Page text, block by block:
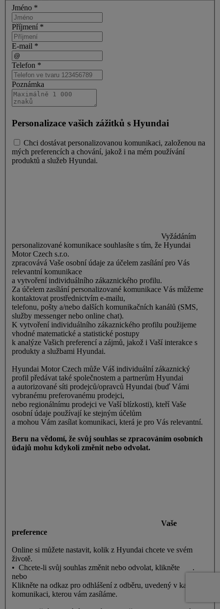
Jméno *
Příjmení *
E-mail *
Telefon *
Poznámka
Personalizace vašich zážitků s Hyundai
Chci dostávat personalizovanou komunikaci, založenou na
mých preferencích a chování, jakož i na mém používání
produktů a služeb Hyundai.
Vyžádáním
personalizované komunikace souhlasíte s tím, že Hyundai
Motor Czech s.r.o.
zpracovává Vaše osobní údaje za účelem zasílání pro Vás
relevantní komunikace
a vytvoření individuálního zákaznického profilu.
Za účelem zasílání personalizované komunikace Vás můžeme
kontaktovat prostřednictvím e-mailu,
telefonu, pošty a/nebo dalších komunikačních kanálů (SMS,
služby messenger nebo online chat).
K vytvoření individuálního zákaznického profilu použijeme
vhodné matematické a statistické postupy
k analýze Vašich preferencí a zájmů, jakož i Vaší interakce s
produkty a službami Hyundai.
Hyundai Motor Czech může Váš individuální zákaznický
profil předávat také společnostem a partnerům Hyundai
a autorizované síti prodejců/opravců Hyundai (buď Vámi
vybranému preferovanému prodejci,
nebo regionálnímu prodejci ve Vaší blízkosti), kteří Vaše
osobní údaje používají ke stejným účelům
a mohou Vám zasílat komunikaci, která je pro Vás relevantní.
Beru na vědomí, že svůj souhlas se zpracováním osobních
údajů mohu kdykoli změnit nebo odvolat.
Vaše
preference
Online si můžete nastavit, kolik z Hyundai chcete ve svém
životě.
• Chcete-li svůj souhlas změnit nebo odvolat, klikněte
.
nebo
Klikněte na odkaz pro odhlášení z odběru, uvedený v každé
komunikaci, kterou vám zasíláme.